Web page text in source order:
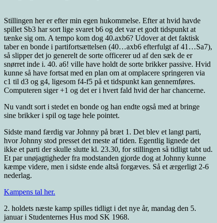
Stillingen her er efter min egen hukommelse. Efter at hvid havde
spillet Sb3 har sort lige svaret b6 og det var et godt tidspunkt at
tænke sig om. A tempo kom dog 40.axb6? Udover at det faktisk
taber en bonde i partifortsættelsen (40…axb6 efterfulgt af 41…Sa7),
så slipper det jo generelt de sorte officerer ud af den sæk de er
snørret inde i. 40. a6! ville have holdt de sorte brikker passive. Hvid
kunne så have fortsat med en plan om at omplacere springeren via
c1 til d3 og g4, ligesom f4-f5 på et tidspunkt kan gennemføres.
Computeren siger +1 og det er i hvert fald hvid der har chancerne.
Nu vandt sort i stedet en bonde og han endte også med at bringe
sine brikker i spil og tage hele pointet.
Sidste mand færdig var Johnny på bræt 1. Det blev et langt parti,
hvor Johnny stod presset det meste af tiden. Egentlig lignede det
ikke et parti der skulle slutte kl. 23.30, for stillingen så tidligt tabt ud.
Et par unøjagtigheder fra modstanden gjorde dog at Johnny kunne
kæmpe videre, men i sidste ende altså forgæves. Så et ærgerligt 2-6
nederlag.
Kampens tal her.
2. holdets næste kamp spilles tidligt i det nye år, mandag den 5.
januar i Studenternes Hus mod SK 1968.